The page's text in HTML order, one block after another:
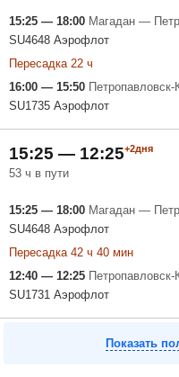
15:25 — 18:00 Магадан —
SU4648 Аэрофлот
Пересадка 22 ч
16:00 — 15:50
SU1735 Аэрофлот
15:25 — 12:25+2дня
53 ч в пути
15:25 — 18:00 Магадан —
SU4648 Аэрофлот
Пересадка 42 ч 40 мин
12:40 — 12:25
SU1731 Аэрофлот
Показать